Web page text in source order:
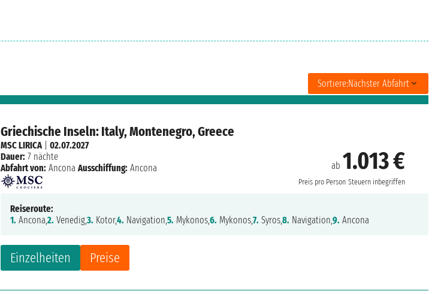
Sortiere:Nächster Abfahrt
Griechische Inseln: Italy, Montenegro, Greece
ab 1.013 €
Preis pro Person Steuern inbegriffen
Einzelheiten Preise
MSC LIRICA|02.07.2027
Dauer: 7 nächte
Abfahrt von: Ancona Ausschiffung: Ancona
Reiseroute:
1. Ancona,2. Venedig,3. Kotor,4. Navigation,5. Mykonos,6. Mykonos,7. Syros,8. Navigation,9. Ancona